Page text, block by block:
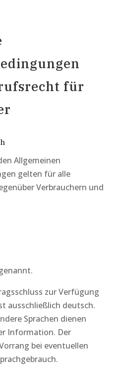
für
Allgemeinen
gelten für alle
Verbrauchern und
zur Verfügung
ausschließlich deutsch.
Sprachen dienen
Information. Der
bei eventuellen